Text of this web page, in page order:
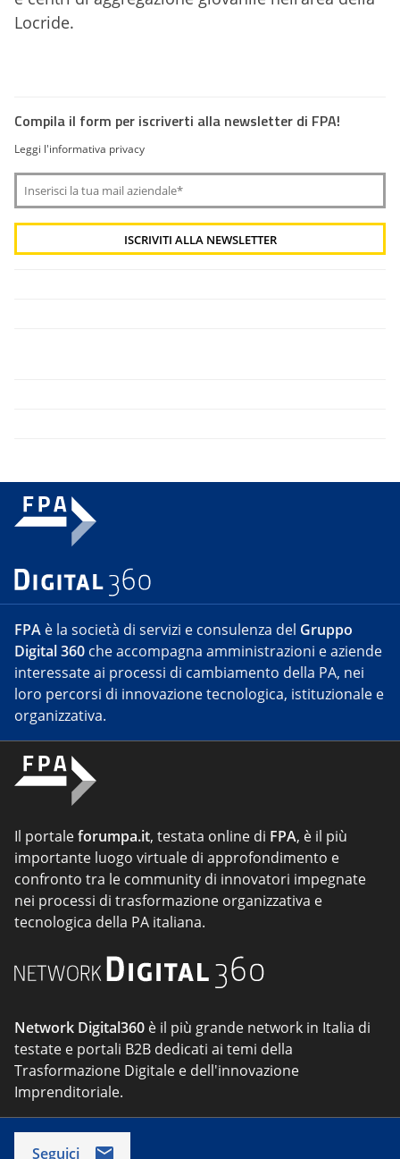
Locride.
Compila il form per iscriverti alla newsletter di FPA!
Leggi l'informativa privacy
FPA è la società di servizi e consulenza del Gruppo
Digital 360 che accompagna amministrazioni e aziende
interessate ai processi di cambiamento della PA, nei
loro percorsi di innovazione tecnologica, istituzionale e
organizzativa.
Il portaleforumpa.it, testata online di FPA, è il più
importante luogo virtuale di approfondimento e
confronto tra le community di innovatori impegnate
nei processi di trasformazione organizzativa e
tecnologica della PA italiana.
Network Digital360 è il più grande network in Italia di
testate e portali B2B dedicati ai temi della
Trasformazione Digitale e dell'innovazione
Imprenditoriale.
Seguici